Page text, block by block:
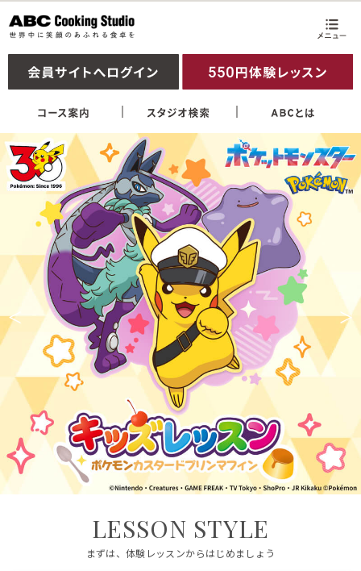
LESSON STYLE
まずは、体験レッスンからはじめましょう